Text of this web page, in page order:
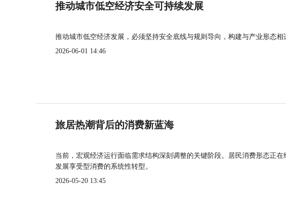
推动城市低空经济安全可持续发展
推动城市低空经济发展，必须坚持安全底线与规则导向，构建与产业形态相
2026-06-01 14:46
旅居热潮背后的消费新蓝海
当前，宏观经济运行面临需求结构深刻调整的关键阶段。居民消费形态正
发展享受型消费的系统性转型。
2026-05-20 13:45